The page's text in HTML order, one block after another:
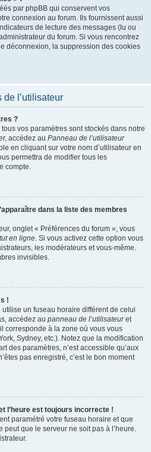
par phpBB qui conservent vos
connexion au forum. Ils fournissent aussi
de lecture des messages (lu ou
du forum. Si vous rencontrez
déconnexion, la suppression des cookies
de l’utilisateur
?
vos paramètres sont stockés dans notre
accédez au Panneau de l’utilisateur
en cliquant sur votre nom d’utilisateur en
permettra de modifier tous les
compte.
dans la liste des membres
onglet « Préférences du forum », vous
en ligne. Si vous activez cette option vous
les modérateurs et vous-même.
invisibles.
!
utilise un fuseau horaire différent de celui
accédez au panneau de l’utilisateuret
corresponde à la zone où vous vous
Sydney, etc.). Notez que la modification
des paramètres, n’est accessible qu’aux
pas enregistré, c’est le bon moment
l’heure est toujours incorrecte !
paramétré votre fuseau horaire et que
peut que le serveur ne soit pas à l’heure.